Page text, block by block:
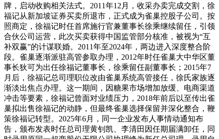
牌，启动收购相关法式。2011年12月，收采办卖完成交割，徐
福记从新加坡证券买卖所退市，正式成为雀巢控股子公司。按
照商定，徐福记时任首席施行官兼董事长徐乘继续留任，引领
合伙公司运营，此次买卖获得中国监管部分核准，被视为“互
补双赢”的计谋联婚。2011年至2024年，两边进入深度整合阶
段。雀巢逐渐派驻高管参取办理，2012年时任雀巢大中华区董
事长狄可为出任徐福记董事长，徐乘留任副董事长；2015年7
月后，徐福记总司理职位改由雀巢系统高管接任，徐氏家族逐
渐淡出焦点办理。这一期间，因糖果市场增加放缓、电商渠道
冲击等要素，徐福记曾面对业绩压力，2018年前后以至传出雀
巢拟出售徐福记的动静，但最终雀巢选择保留并深化整合，鞭
策徐福记转型。2025年6月，同一企业发布人事情动通知布
告，颁布发表时任总司理黄钊凯、李清田因任期届满卸任，同